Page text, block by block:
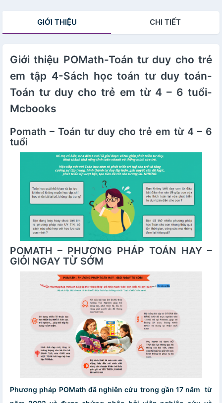
GIỚI THIỆU CHI TIẾT
Giới thiệu POMath-Toán tư duy cho trẻ
em tập 4-Sách học toán tư duy toán-
Toán tư duy cho trẻ em từ 4 – 6 tuổi-
Mcbooks
Pomath – Toán tư duy cho trẻ em từ 4 – 6
tuổi
POMATH – PHƯƠNG PHÁP TOÁN HAY –
GIỎI NGAY TỪ SỚM
Phương pháp POMath đã nghiên cứu trong gần 17 năm từ